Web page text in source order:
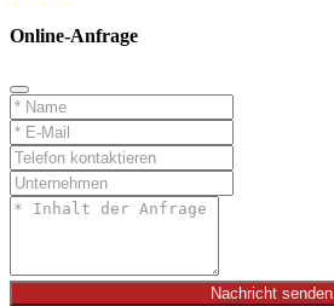
Online-Anfrage
Nachricht senden